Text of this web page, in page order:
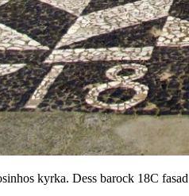
kyrka. Dess barock 18C